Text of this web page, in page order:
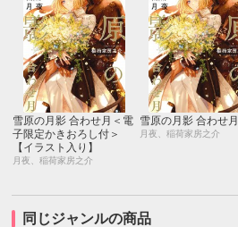
雪原の月影 合わせ月＜電
子限定かきおろし付＞
【イラスト入り】
月夜、稲荷家房之介
雪原の月影 合わせ月
月夜、稲荷家房之介
同じジャンルの商品